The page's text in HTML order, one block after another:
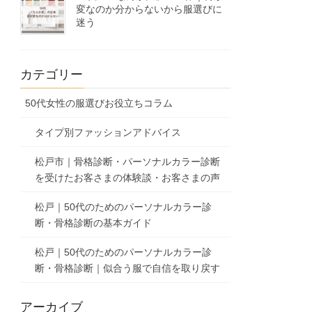
変なのか分からないから服選びに
迷う
カテゴリー
50代女性の服選びお役立ちコラム
タイプ別ファッションアドバイス
松戸市｜骨格診断・パーソナルカラー診断
を受けたお客さまの体験談・お客さまの声
松戸｜50代のためのパーソナルカラー診
断・骨格診断の基本ガイド
松戸｜50代のためのパーソナルカラー診
断・骨格診断｜似合う服で自信を取り戻す
アーカイブ